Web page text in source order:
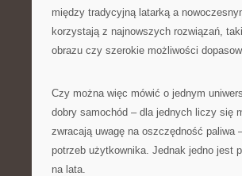
między tradycyjną latarką a
korzystają z najnowszych rozwiązań,
obrazu czy szerokie możliwości
Czy można więc mówić o jednym
dobry samochód – dla jednych liczy się
zwracają uwagę na oszczędność paliwa
potrzeb użytkownika. Jednak jedno jest
na lata.